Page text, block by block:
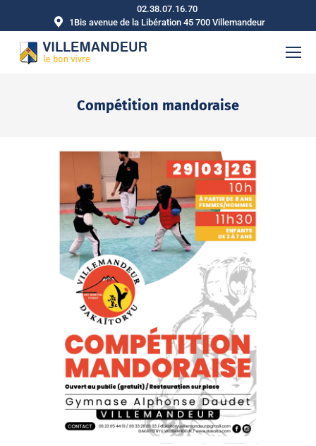
02.38.07.16.70
1Bis avenue de la Libération 45 700 Villemandeur
Compétition mandoraise